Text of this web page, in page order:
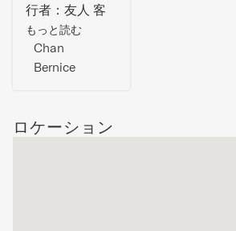
行者：友人 客
室：5/5 サービ
ス：5/5 ロケー
ション：5/5 客
ーム2室、とて
もっと読む
Chan
Bernice
ロケーション